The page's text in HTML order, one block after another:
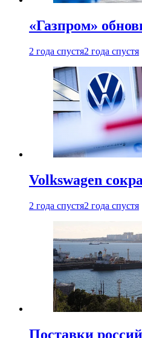
«Газпром»
2 года спустя2 года спустя
Volkswagen
2 года спустя2 года спустя
Поставки